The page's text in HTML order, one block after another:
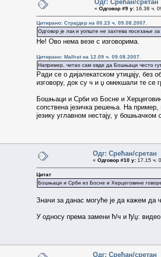
Одг: Срећан/сретан
« Одговор #9 у: 16.38 ч.
Цитирано: Страјдер на 00.23 ч. 09.08.2007.
Одговор је лак и уопште не захтева посезање
Не! Ово нема везе с изговорима.
Цитирано: Mallrat на 12.09 ч. 09.08.2007.
Например, читао сам овде да Бошњаци често
Ради се о дијалекатском утицају, без
изговору, док су ч и џ омекшали те се
Бошњаци и Срби из Босне и
сопствена језичка решења. На
језику углавном нестају, у
Одг: Срећан/сретан
« Одговор #10 у: 17.15 ч.
Цитат
Бошњаци и Срби из Босне и Херцеговине
Значи за данас могуће је да кажем да
У односу према замени ћ/ч и ђ/џ:
Одг: Срећан/сретан